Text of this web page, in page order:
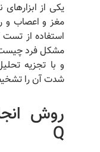
یکی از
استفاده از
مشکل فرد چیست
و با تجزیه
شدت آن را
Q